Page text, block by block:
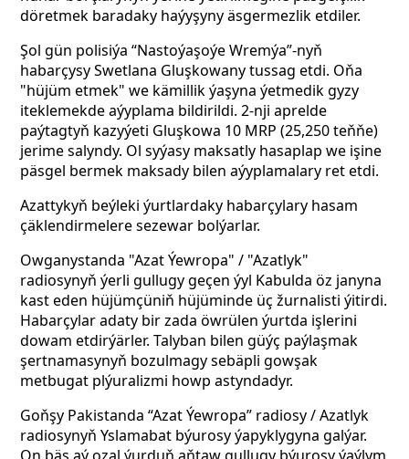
döretmek baradaky haýyşyny äsgermezlik etdiler.
Şol gün polisiýa “Nastoýaşoýe Wremýa”-nyň
habarçysy Swetlana Gluşkowany tussag etdi. Oňa
"hüjüm etmek" we kämillik ýaşyna ýetmedik gyzy
iteklemekde aýyplama bildirildi. 2-nji aprelde
paýtagtyň kazyýeti Gluşkowa 10 MRP (25,250 teňňe)
jerime salyndy. Ol syýasy maksatly hasaplap we işine
päsgel bermek maksady bilen aýyplamalary ret etdi.
Azattykyň beýleki ýurtlardaky habarçylary hasam
çäklendirmelere sezewar bolýarlar.
Owganystanda "Azat Ýewropa" / "Azatlyk"
radiosynyň ýerli gullugy geçen ýyl Kabulda öz janyna
kast eden hüjümçüniň hüjüminde üç žurnalisti ýitirdi.
Habarçylar adaty bir zada öwrülen ýurtda işlerini
dowam etdirýärler. Talyban bilen güýç paýlaşmak
şertnamasynyň bozulmagy sebäpli gowşak
metbugat plýuralizmi howp astyndadyr.
Goňşy Pakistanda “Azat Ýewropa” radiosy / Azatlyk
radiosynyň Yslamabat býurosy ýapyklygyna galýar.